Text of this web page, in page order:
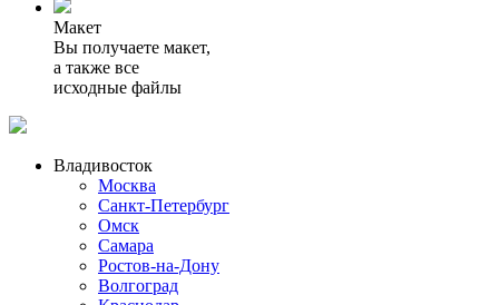
Макет
Вы получаете макет,
а также все
исходные файлы
Владивосток
Москва
Санкт-Петербург
Омск
Самара
Ростов-на-Дону
Волгоград